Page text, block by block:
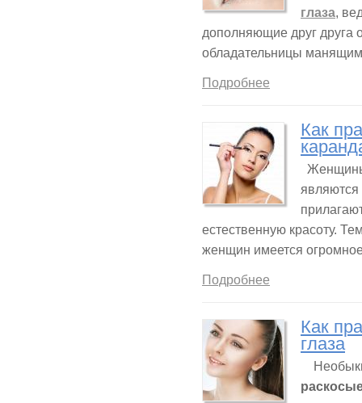
глаза,
дополняющие друг друга
обладательницы
Подробнее
Как
Женщины
естественную красоту.
женщин имеется огромное
Подробнее
Как
глаза